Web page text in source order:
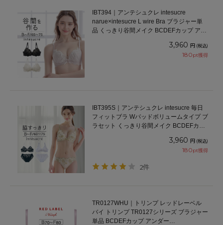
IBT394｜アンテシュクレ intesucre
narue×intesucre L wire Bra ブラジャー単
品 くっきり谷間メイク BCDEFカップ アン
3,960 円 (税込)
180pt獲得
IBT395S｜アンテシュクレ intesucre 毎日
フィットブラ Wパッドボリュームタイプ ブ
ラセット くっきり谷間メイク BCDEFカッ
3,960 円 (税込)
180pt獲得
2件
TR0127WHU｜トリンプ レッドレーベル
バイ トリンプ TR0127シリーズ ブラジャー
単品 BCDEFカップ アンダー